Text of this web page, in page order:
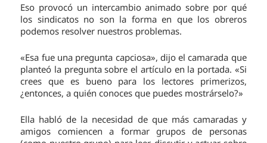
Eso provocó un intercambio animado sobre por qué
los sindicatos no son la forma en que los obreros
podemos resolver nuestros problemas.
«Esa fue una pregunta capciosa», dijo el camarada que
planteó la pregunta sobre el artículo en la portada. «Si
crees que es bueno para los lectores primerizos,
¿entonces, a quién conoces que puedes mostrárselo?»
Ella habló de la necesidad de que más camaradas y
amigos comiencen a formar grupos de personas